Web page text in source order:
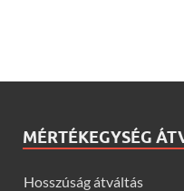
MÉRTÉKEGYSÉG
Hosszúság átváltás